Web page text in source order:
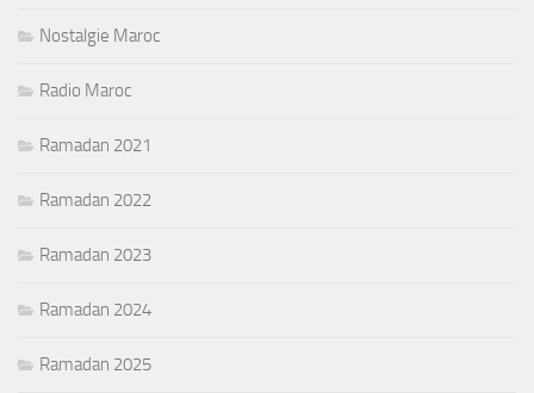
Nostalgie Maroc
Radio Maroc
Ramadan 2021
Ramadan 2022
Ramadan 2023
Ramadan 2024
Ramadan 2025